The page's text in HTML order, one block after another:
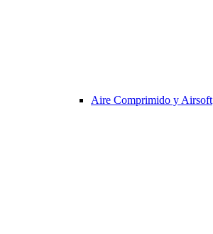
Aire Comprimido y Airsoft